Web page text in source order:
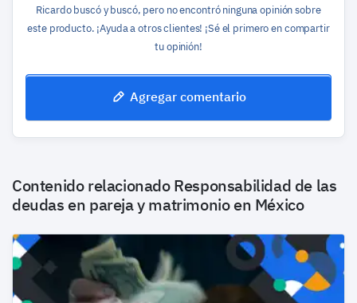
Ricardo buscó y buscó, pero no encontró ninguna opinión sobre
este producto. ¡Ayuda a otros clientes! ¡Sé el primero en compartir
tu opinión!
Agregar comentario
Contenido relacionadoResponsabilidad de las
deudas en pareja y matrimonio en México